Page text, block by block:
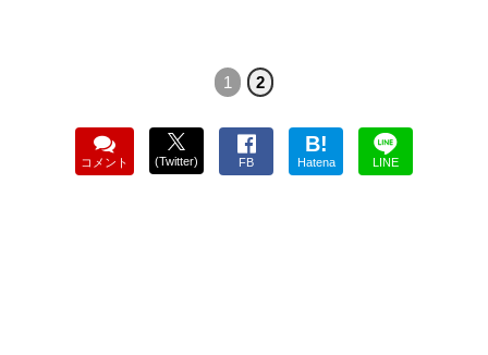
1 2
コメント (Twitter) FB
B!
Hatena LINE